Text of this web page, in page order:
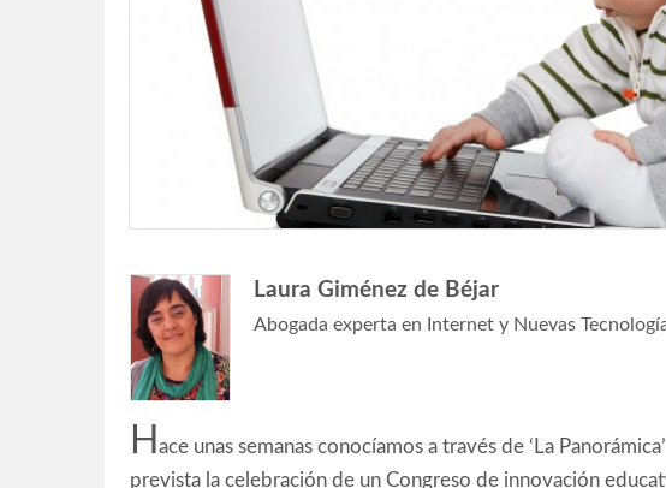
Laura Giménez de Béjar
Abogada experta en Internet y Nuevas
H ace unas semanas conocíamos a través de ‘La
prevista la celebración de un Congreso de innovación